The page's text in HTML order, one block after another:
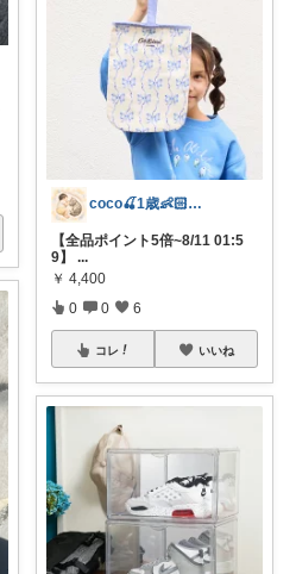
coco🍒1歳👶🏻5歳🐈
【全品ポイント5倍~8/11 01:5
9】
...
￥ 4,400
0 0 6
コレ いいね